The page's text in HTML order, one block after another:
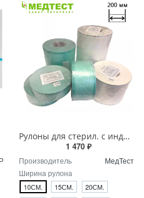
Рулоны для стерил. с индикат.200м (МедТест)
1 470 ₽
Производитель
МедТест
Ширина рулона
10СМ. 15СМ.
20СМ.